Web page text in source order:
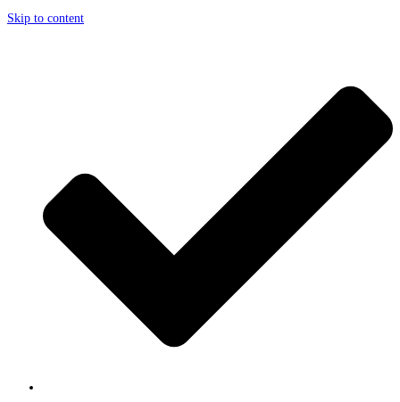
Skip to content